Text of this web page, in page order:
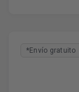
*Envío gratuito